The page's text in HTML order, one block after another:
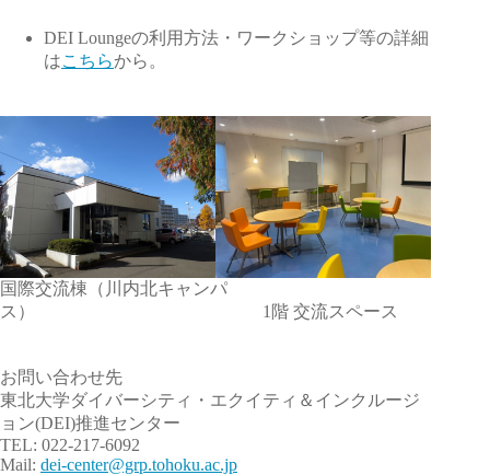
DEI Loungeの利用方法・ワークショップ等の詳細
はこちらから。
国際交流棟（川内北キャンパ
ス） 1階 交流スペース
お問い合わせ先
東北大学ダイバーシティ・エクイティ＆インクルージ
ョン(DEI)推進センター
TEL: 022-217-6092
Mail: dei-center@grp.tohoku.ac.jp